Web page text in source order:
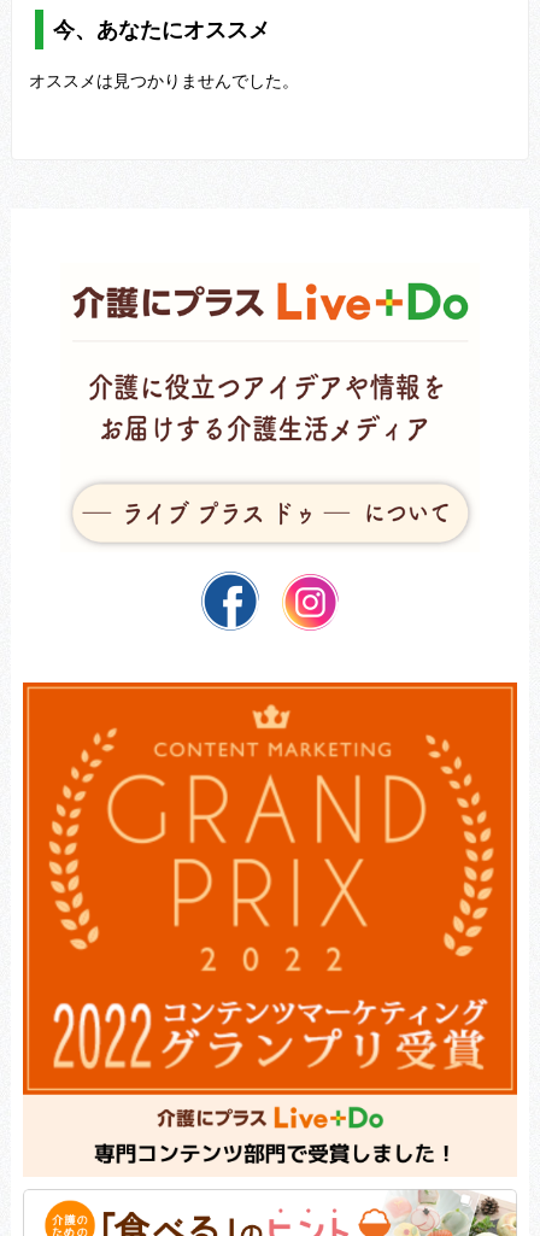
今、あなたにオススメ
オススメは見つかりませんでした。